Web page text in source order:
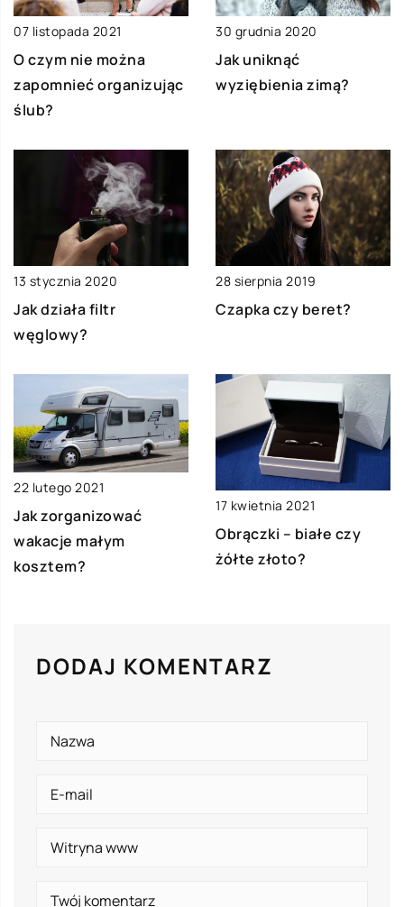
07 listopada 2021
O czym nie można
zapomnieć organizując
ślub?
30 grudnia 2020
Jak uniknąć
wyziębienia zimą?
13 stycznia 2020
Jak działa filtr
węglowy?
28 sierpnia 2019
Czapka czy beret?
22 lutego 2021
Jak zorganizować
wakacje małym
kosztem?
17 kwietnia 2021
Obrączki – białe czy
żółte złoto?
DODAJ KOMENTARZ